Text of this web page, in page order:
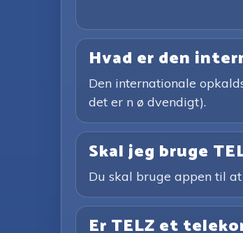
Hvad er den
Den internationale
det er n ø dvendigt).
Skal jeg bruge
Du skal bruge appen til
Er TELZ et